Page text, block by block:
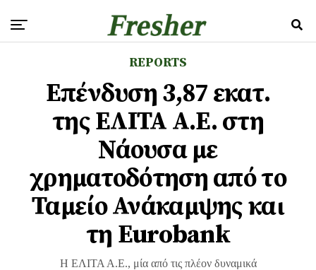
REPORTS
Επένδυση 3,87 εκατ.
της ΕΛΙΤΑ Α.Ε. στη
Νάουσα με
χρηματοδότηση από το
Ταμείο Ανάκαμψης και
τη Eurobank
Η ΕΛΙΤΑ Α.Ε., μία από τις πλέον δυναμικά